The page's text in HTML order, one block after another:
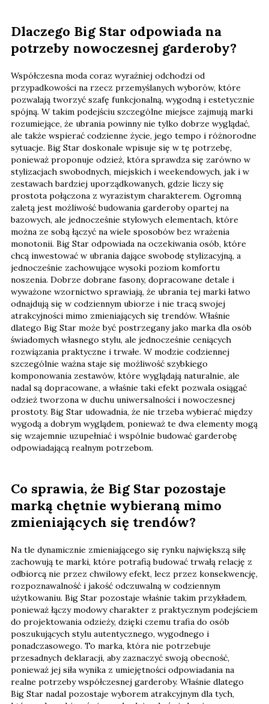
Dlaczego Big Star odpowiada na
potrzeby nowoczesnej garderoby?
Współczesna moda coraz wyraźniej odchodzi od
przypadkowości na rzecz przemyślanych wyborów, które
pozwalają tworzyć szafę funkcjonalną, wygodną i estetycznie
spójną. W takim podejściu szczególne miejsce zajmują marki
rozumiejące, że ubrania powinny nie tylko dobrze wyglądać,
ale także wspierać codzienne życie, jego tempo i różnorodne
sytuacje. Big Star doskonale wpisuje się w tę potrzebę,
ponieważ proponuje odzież, która sprawdza się zarówno w
stylizacjach swobodnych, miejskich i weekendowych, jak i w
zestawach bardziej uporządkowanych, gdzie liczy się
prostota połączona z wyrazistym charakterem. Ogromną
zaletą jest możliwość budowania garderoby opartej na
bazowych, ale jednocześnie stylowych elementach, które
można ze sobą łączyć na wiele sposobów bez wrażenia
monotonii. Big Star odpowiada na oczekiwania osób, które
chcą inwestować w ubrania dające swobodę stylizacyjną, a
jednocześnie zachowujące wysoki poziom komfortu
noszenia. Dobrze dobrane fasony, dopracowane detale i
wyważone wzornictwo sprawiają, że ubrania tej marki łatwo
odnajdują się w codziennym ubiorze i nie tracą swojej
atrakcyjności mimo zmieniających się trendów. Właśnie
dlatego Big Star może być postrzegany jako marka dla osób
świadomych własnego stylu, ale jednocześnie ceniących
rozwiązania praktyczne i trwałe. W modzie codziennej
szczególnie ważna staje się możliwość szybkiego
komponowania zestawów, które wyglądają naturalnie, ale
nadal są dopracowane, a właśnie taki efekt pozwala osiągać
odzież tworzona w duchu uniwersalności i nowoczesnej
prostoty. Big Star udowadnia, że nie trzeba wybierać między
wygodą a dobrym wyglądem, ponieważ te dwa elementy mogą
się wzajemnie uzupełniać i wspólnie budować garderobę
odpowiadającą realnym potrzebom.
Co sprawia, że Big Star pozostaje
marką chętnie wybieraną mimo
zmieniających się trendów?
Na tle dynamicznie zmieniającego się rynku największą siłę
zachowują te marki, które potrafią budować trwałą relację z
odbiorcą nie przez chwilowy efekt, lecz przez konsekwencję,
rozpoznawalność i jakość odczuwalną w codziennym
użytkowaniu. Big Star pozostaje właśnie takim przykładem,
ponieważ łączy modowy charakter z praktycznym podejściem
do projektowania odzieży, dzięki czemu trafia do osób
poszukujących stylu autentycznego, wygodnego i
ponadczasowego. To marka, która nie potrzebuje
przesadnych deklaracji, aby zaznaczyć swoją obecność,
ponieważ jej siła wynika z umiejętności odpowiadania na
realne potrzeby współczesnej garderoby. Właśnie dlatego
Big Star nadal pozostaje wyborem atrakcyjnym dla tych,